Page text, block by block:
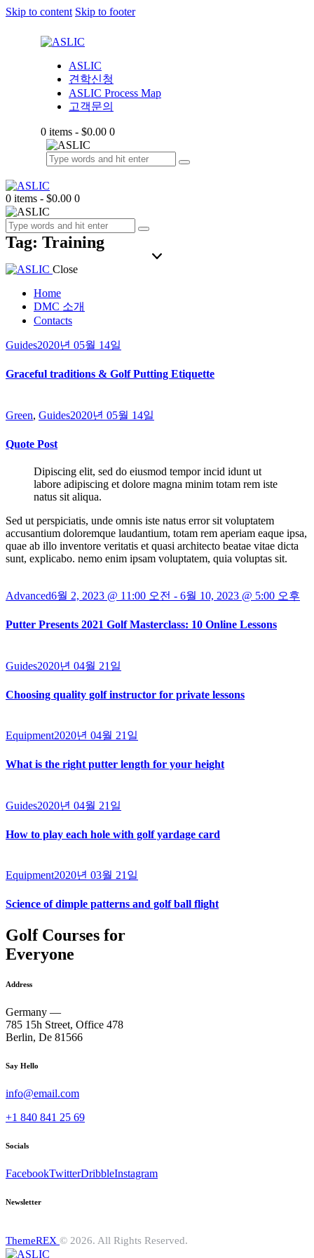
Skip to content Skip to footer
ASLIC
견학신청
ASLIC Process Map
고객문의
0 items - $0.00 0
0 items - $0.00 0
Tag: Training
Close
Home
DMC 소개
Contacts
Guides2020년 05월 14일
Graceful traditions & Golf Putting Etiquette
Green, Guides2020년 05월 14일
Quote Post
Dipiscing elit, sed do eiusmod tempor incid idunt ut
labore adipiscing et dolore magna minim totam rem iste
natus sit aliqua.
Sed ut perspiciatis, unde omnis iste natus error sit voluptatem
accusantium doloremque laudantium, totam rem aperiam eaque ipsa,
quae ab illo inventore veritatis et quasi architecto beatae vitae dicta
sunt, explicabo. nemo enim ipsam voluptatem, quia voluptas sit.
Advanced6월 2, 2023 @ 11:00 오전 - 6월 10, 2023 @ 5:00 오후
Putter Presents 2021 Golf Masterclass: 10 Online Lessons
Guides2020년 04월 21일
Choosing quality golf instructor for private lessons
Equipment2020년 04월 21일
What is the right putter length for your height
Guides2020년 04월 21일
How to play each hole with golf yardage card
Equipment2020년 03월 21일
Science of dimple patterns and golf ball flight
Golf Courses for
Everyone
Address
Germany —
785 15h Street, Office 478
Berlin, De 81566
Say Hello
info@email.com
+1 840 841 25 69
Socials
FacebookTwitterDribbleInstagram
Newsletter
ThemeREX © 2026. All Rights Reserved.